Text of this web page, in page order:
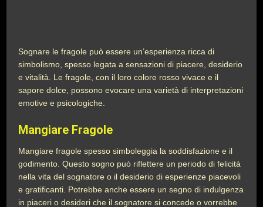
Sognare le fragole può essere un’esperienza ricca di
simbolismo, spesso legata a sensazioni di piacere, desiderio
e vitalità. Le fragole, con il loro colore rosso vivace e il
sapore dolce, possono evocare una varietà di interpretazioni
emotive e psicologiche.
Mangiare Fragole
Mangiare fragole spesso simboleggia la soddisfazione e il
godimento. Questo sogno può riflettere un periodo di felicità
nella vita del sognatore o il desiderio di esperienze piacevoli
e gratificanti. Potrebbe anche essere un segno di indulgenza
in piaceri o desideri che il sognatore si concede o vorrebbe